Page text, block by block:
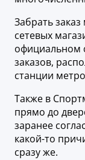
Забрать
сетевых
официальном
заказов,
станции
Также в
прямо до
заранее
какой-то
сразу же.